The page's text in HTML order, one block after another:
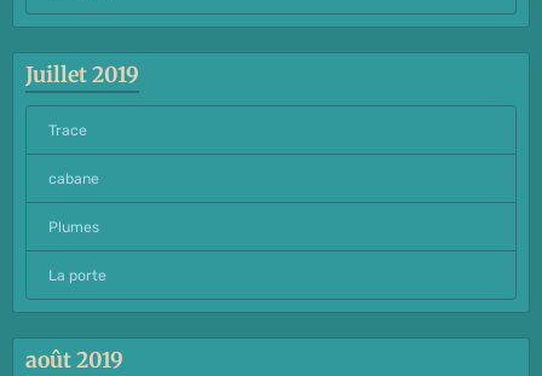
Juillet 2019
Trace
cabane
Plumes
La porte
août 2019